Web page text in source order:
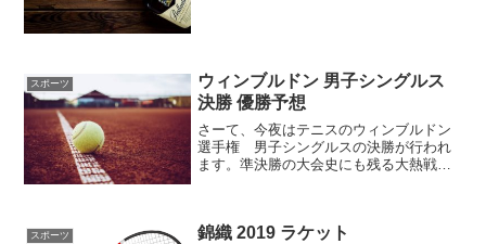
スポーツ
ウィンブルドン 男子シングルス
決勝 優勝予想
さーて、今夜はテニスのウィンブルドン
選手権 男子シングルスの決勝が行われ
ます。準決勝の大会史にも残る大熱戦を
が勝つか?優勝予想を見て...
スポーツ 錦織 2019 ラケット